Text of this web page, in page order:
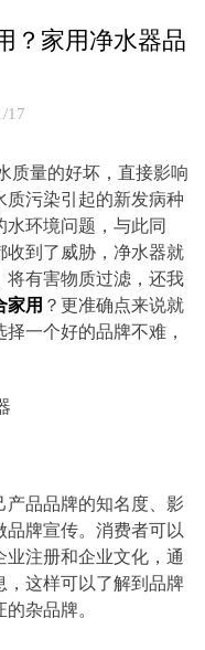
？家用净水器品
17
质量的好坏，直接影响
质污染引起的新发病种
环境问题，与此同
收到了威胁，净水器就
将有害物质过滤，还我
家用 ？更准确点来说就
一个好的品牌不难，
产品品牌的知名度、影
牌宣传。消费者可以
注册和企业文化，通
，这样可以了解到品牌
杂品牌。